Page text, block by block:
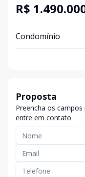
R$
Condomínio
Proposta
Preencha os
entre em contato